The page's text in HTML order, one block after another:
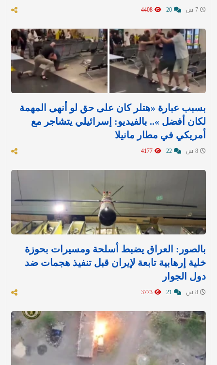
بسبب عبارة «هتلر كان على حق لو أنهى المهمة
لكان أفضل ».. بالفيديو: إسرائيلي يتشاجر مع
أمريكي في مطار مانيلا
بالصور: العراق يضبط أسلحة ومسيرات بحوزة
خلية إرهابية تابعة لإيران قبل تنفيذ هجمات ضد
دول الجوار